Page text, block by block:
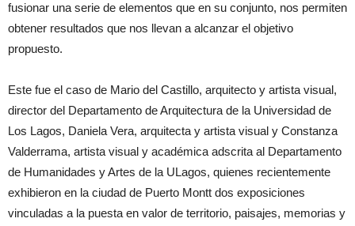
fusionar una serie de elementos que en su conjunto, nos permiten
obtener resultados que nos llevan a alcanzar el objetivo
propuesto.
Este fue el caso de Mario del Castillo, arquitecto y artista visual,
director del Departamento de Arquitectura de la Universidad de
Los Lagos, Daniela Vera, arquitecta y artista visual y Constanza
Valderrama, artista visual y académica adscrita al Departamento
de Humanidades y Artes de la ULagos, quienes recientemente
exhibieron en la ciudad de Puerto Montt dos exposiciones
vinculadas a la puesta en valor de territorio, paisajes, memorias y